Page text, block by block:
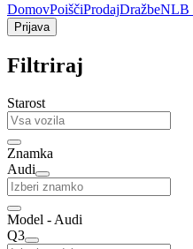
DomovPoiščiProdajDražbeNLB
Prijava
Filtriraj
Starost
Znamka
Audi
Model - Audi
Q3